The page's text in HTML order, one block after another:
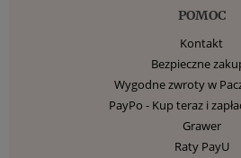
POMOC
Kontakt
Bezpieczne
Wygodne zwroty w
PayPo - Kup teraz i
Grawer
Raty PayU